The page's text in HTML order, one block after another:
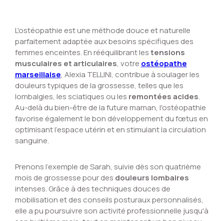
L'ostéopathie est une méthode douce et naturelle
parfaitement adaptée aux besoins spécifiques des
femmes enceintes. En rééquilibrant lestensions
musculaires et articulaires, votre ostéopathe
marseillaise, Alexia TELLINI, contribue à soulager les
douleurs typiques de la grossesse, telles que les
lombalgies, les sciatiques ou les remontées acides.
Au-delà du bien-être de la future maman, l'ostéopathie
favorise également le bon développement du fœtus en
optimisant l'espace utérin et en stimulant la circulation
sanguine.
Prenons l'exemple de Sarah, suivie dès son quatrième
mois de grossesse pour des douleurs lombaires
intenses. Grâce à des techniques douces de
mobilisation et des conseils posturaux personnalisés,
elle a pu poursuivre son activité professionnelle jusqu'à